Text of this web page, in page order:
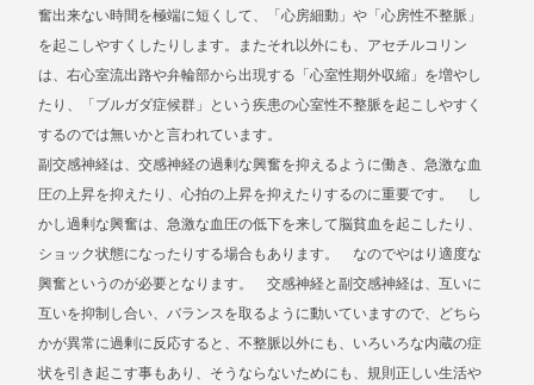
奮出来ない時間を極端に短くして、「心房細動」や「心房性不整脈」
を起こしやすくしたりします。またそれ以外にも、アセチルコリン
は、右心室流出路や弁輪部から出現する「心室性期外収縮」を増やし
たり、「ブルガダ症候群」という疾患の心室性不整脈を起こしやすく
するのでは無いかと言われています。
副交感神経は、交感神経の過剰な興奮を抑えるように働き、急激な血
圧の上昇を抑えたり、心拍の上昇を抑えたりするのに重要です。 し
かし過剰な興奮は、急激な血圧の低下を来して脳貧血を起こしたり、
ショック状態になったりする場合もあります。 なのでやはり適度な
興奮というのが必要となります。 交感神経と副交感神経は、互いに
互いを抑制し合い、バランスを取るように動いていますので、どちら
かが異常に過剰に反応すると、不整脈以外にも、いろいろな内蔵の症
状を引き起こす事もあり、そうならないためにも、規則正しい生活や